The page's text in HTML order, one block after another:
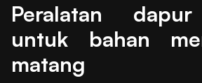
Peralatan
untuk bahan
matang